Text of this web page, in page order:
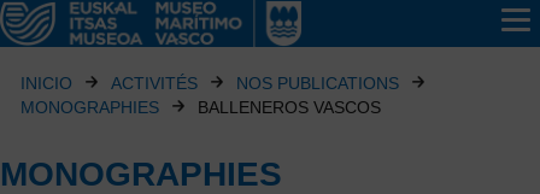
INICIO ACTIVITÉS
NOS PUBLICATIONS
MONOGRAPHIES
BALLENEROS VASCOS
MONOGRAPHIES